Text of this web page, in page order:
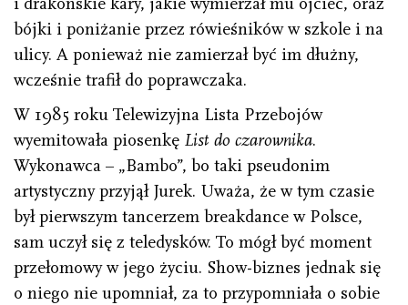
bójki i poniżanie przez rówieśników w szkole i na
ulicy. A ponieważ nie zamierzał być im dłużny,
wcześnie trafił do poprawczaka.
W 1985 roku Telewizyjna Lista Przebojów
wyemitowała piosenkę List do czarownika.
Wykonawca – „Bambo”, bo taki pseudonim
artystyczny przyjął Jurek. Uważa, że w tym czasie
był pierwszym tancerzem breakdance w Polsce,
sam uczył się z teledysków. To mógł być moment
przełomowy w jego życiu. Show-biznes jednak się
o niego nie upomniał, za to przypomniała o sobie